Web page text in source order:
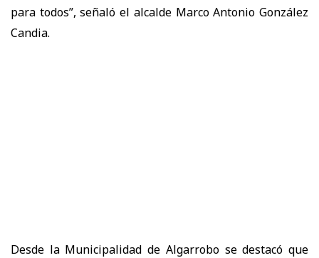
para todos”, señaló el alcalde Marco Antonio González
Candia.
Desde la Municipalidad de Algarrobo se destacó que